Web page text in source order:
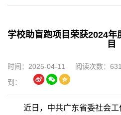
学校助盲跑项目荣获2024
目
时间：2025-04-11 阅读次数： 631
到：
近日，中共广东省委社会